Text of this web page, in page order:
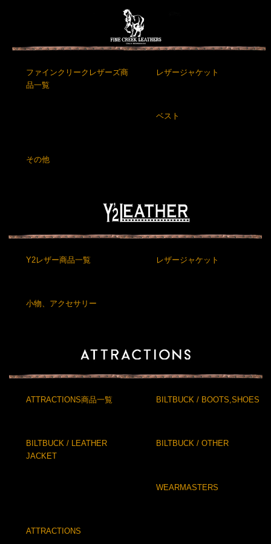
ファインクリークレザーズ商
品一覧
レザージャケット
ベスト
その他
Y2レザー商品一覧 レザージャケット
小物、アクセサリー
ATTRACTIONS商品一覧 BILTBUCK / BOOTS,SHOES
BILTBUCK / LEATHER
JACKET
BILTBUCK / OTHER
WEARMASTERS
ATTRACTIONS